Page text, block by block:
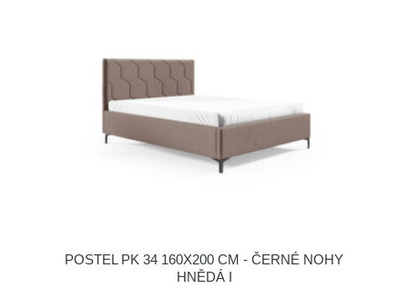
POSTEL PK 34 160X200 CM - ČERNÉ NOHY
HNĚDÁ I